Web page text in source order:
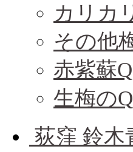
カリカ
その他
赤紫蘇
生梅の
荻窪 鈴木